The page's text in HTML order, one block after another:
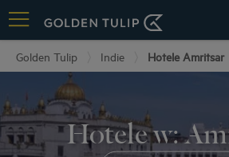
Golden Tulip Indie Hotele Amritsar
Hotele w: